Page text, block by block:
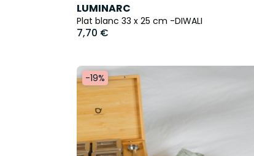
LUMINARC
Plat blanc 33 x 25 cm -DIWALI
7,70 €
-19%